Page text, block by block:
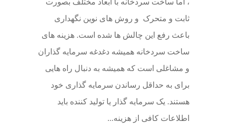
، اما ساخت سردخانه با ابعاد مختلف بصورت
ثابت و متحرک و روش های نوین نگهداری
باعث رفع این چالش ها شده است. هزینه های
ساخت سردخانه همیشه دغدغه سرمایه گذاران
و مشاغلی است که همیشه به دنبال راه هایی
برای به حداقل رساندن سرمایه گذاری خود
هستند. یک سرمایه گذار یا تولید کننده باید
اطلاعات کافی از هزینه...